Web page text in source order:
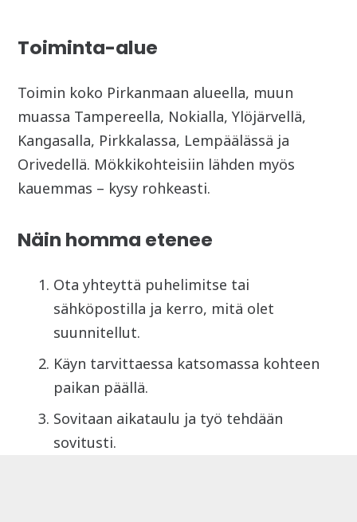
Toiminta-alue
Toimin koko Pirkanmaan alueella, muun
muassa Tampereella, Nokialla, Ylöjärvellä,
Kangasalla, Pirkkalassa, Lempäälässä ja
Orivedellä. Mökkikohteisiin lähden myös
kauemmas – kysy rohkeasti.
Näin homma etenee
Ota yhteyttä puhelimitse tai
sähköpostilla ja kerro, mitä olet
suunnitellut.
Käyn tarvittaessa katsomassa kohteen
paikan päällä.
Sovitaan aikataulu ja työ tehdään
sovitusti.